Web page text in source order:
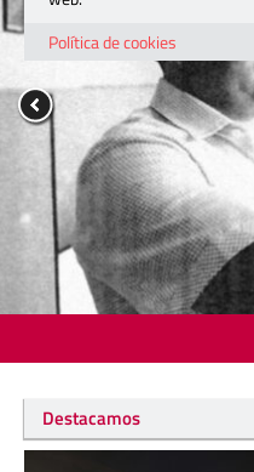
Destacamos
Política de cookies